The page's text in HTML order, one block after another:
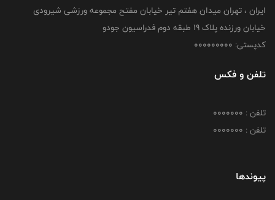
ایران ، تهران میدان هفتم تیر خیابان مفتح مجموعه ورزشی شیرودی
خیابان ورزنده پلاک ۱۹ طبقه دوم فدراسیون جودو
کدپستی: 000000000
تلفن و فکس
تلفن : 0000000
تلفن : 0000000
پیوندها